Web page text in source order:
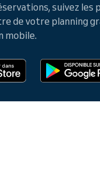
suivez les
de votre planning
mobile.